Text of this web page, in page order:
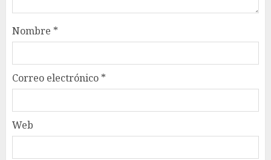
Nombre *
Correo electrónico *
Web